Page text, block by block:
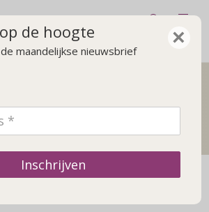
de notaris en praktische zaken
nodig, en dan?
×
de hoogte
maandelijkse nieuwsbrief
Inschrijven